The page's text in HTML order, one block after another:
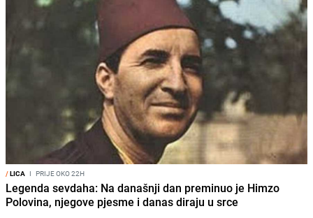
/LICA I PRIJE OKO 22H
Legenda sevdaha: Na današnji dan preminuo je Himzo
Polovina, njegove pjesme i danas diraju u srce